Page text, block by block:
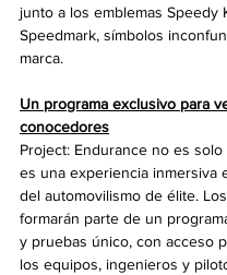
junto a los emblemas Speedy
Speedmark, símbolos
marca.
Un programa exclusivo para
conocedores
Project: Endurance no es
es una experiencia inmersiva
del automovilismo de élite.
formarán parte de un
y pruebas único, con acceso
los equipos, ingenieros y